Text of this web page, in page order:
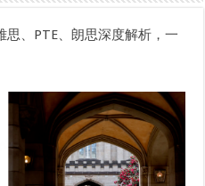
、PTE、朗思深度解析，一